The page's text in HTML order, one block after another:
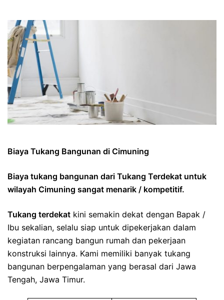
Biaya Tukang Bangunan di Cimuning
Biaya tukang bangunan dari Tukang Terdekat untuk
wilayah Cimuning sangat menarik / kompetitif.
Tukang terdekat kini semakin dekat dengan Bapak /
Ibu sekalian, selalu siap untuk dipekerjakan dalam
kegiatan rancang bangun rumah dan pekerjaan
konstruksi lainnya. Kami memiliki banyak tukang
bangunan berpengalaman yang berasal dari Jawa
Tengah, Jawa Timur.